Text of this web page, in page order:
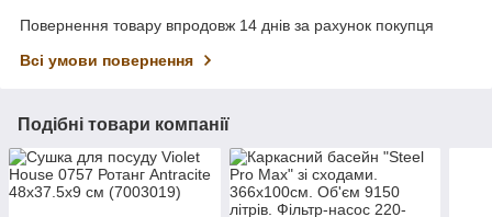
Повернення товару впродовж 14 днів за рахунок покупця
Всі умови повернення
Подібні товари компанії